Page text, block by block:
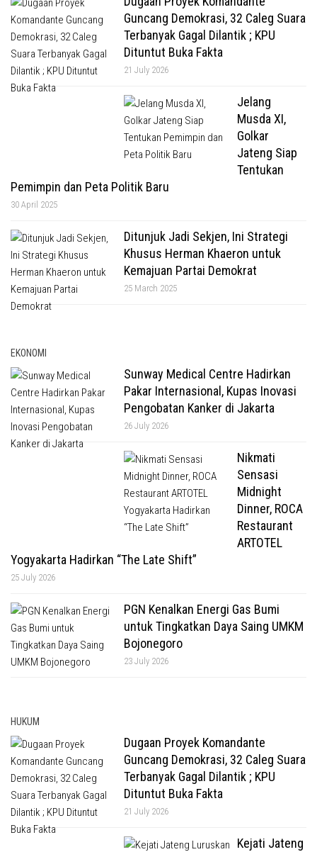
Guncang Demokrasi, 32 Caleg Suara
Terbanyak Gagal Dilantik ; KPU
Dituntut Buka Fakta
21 July 2026
Jelang
Musda XI,
Golkar
Jateng Siap
Tentukan
Pemimpin dan Peta Politik Baru
30 April 2025
Ditunjuk Jadi Sekjen, Ini Strategi
Khusus Herman Khaeron untuk
Kemajuan Partai Demokrat
25 March 2025
EKONOMI
Sunway Medical Centre Hadirkan
Pakar Internasional, Kupas Inovasi
Pengobatan Kanker di Jakarta
26 July 2026
Nikmati
Sensasi
Midnight
Dinner, ROCA
Restaurant
ARTOTEL
Yogyakarta Hadirkan “The Late Shift”
25 July 2026
PGN Kenalkan Energi Gas Bumi
untuk Tingkatkan Daya Saing UMKM
Bojonegoro
23 July 2026
HUKUM
Dugaan Proyek Komandante
Guncang Demokrasi, 32 Caleg Suara
Terbanyak Gagal Dilantik ; KPU
Dituntut Buka Fakta
21 July 2026
Kejati Jateng